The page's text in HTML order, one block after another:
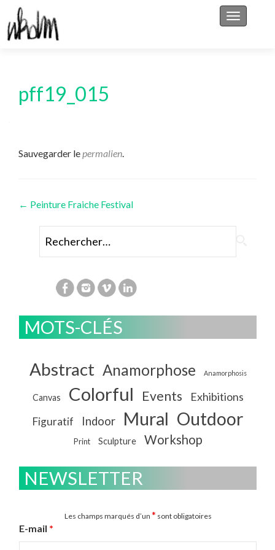
Afficher/
pff19_015
Sauvegarder lepermalien.
Navigation
des
articles
← Peinture Fraiche Festival
MOTS-CLÉS
Abstract Anamorphose Anamorphosis
Canvas Colorful Events Exhibitions
Figuratif Indoor Mural Outdoor
Print Sculpture Workshop
NEWSLETTER
Les champs marqués d’un * sont obligatoires
E-mail *